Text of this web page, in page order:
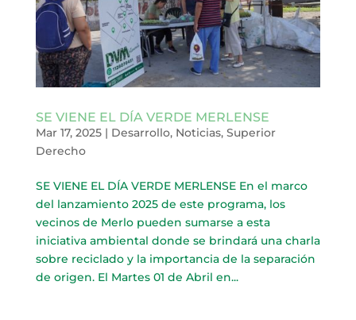
SE VIENE EL DÍA VERDE MERLENSE
Mar 17, 2025| Desarrollo, Noticias, Superior
Derecho
SE VIENE EL DÍA VERDE MERLENSE En el marco
del lanzamiento 2025 de este programa, los
vecinos de Merlo pueden sumarse a esta
iniciativa ambiental donde se brindará una charla
sobre reciclado y la importancia de la separación
de origen. El Martes 01 de Abril en...